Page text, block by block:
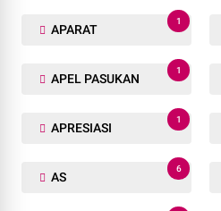
APARAT
1
APEL PASUKAN
1
APRESIASI
1
AS
6